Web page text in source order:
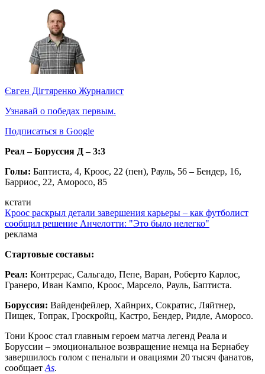
Євген Дігтяренко Журналист
Узнавай о победах первым.
Подписаться в Google
Реал – Боруссия Д – 3:3
Голы: Баптиста, 4, Кроос, 22 (пен), Рауль, 56 – Бендер, 16,
Барриос, 22, Аморосо, 85
кстати
Кроос раскрыл детали завершения карьеры – как футболист
сообщил решение Анчелотти: "Это было нелегко"
реклама
Стартовые составы:
Реал: Контрерас, Сальгадо, Пепе, Варан, Роберто Карлос,
Гранеро, Иван Кампо, Кроос, Марсело, Рауль, Баптиста.
Боруссия: Вайденфейлер, Хайнрих, Сократис, Ляйтнер,
Пищек, Топрак, Гроскройц, Кастро, Бендер, Ридле, Аморосо.
Тони Кроос стал главным героем матча легенд Реала и
Боруссии – эмоциональное возвращение немца на Бернабеу
завершилось голом с пенальти и овациями 20 тысяч фанатов,
сообщает As.